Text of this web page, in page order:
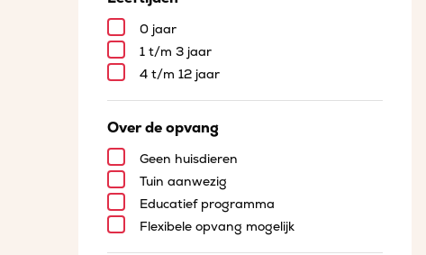
0 jaar
1 t/m 3 jaar
4 t/m 12 jaar
Over de opvang
Geen huisdieren
Tuin aanwezig
Educatief programma
Flexibele opvang mogelijk